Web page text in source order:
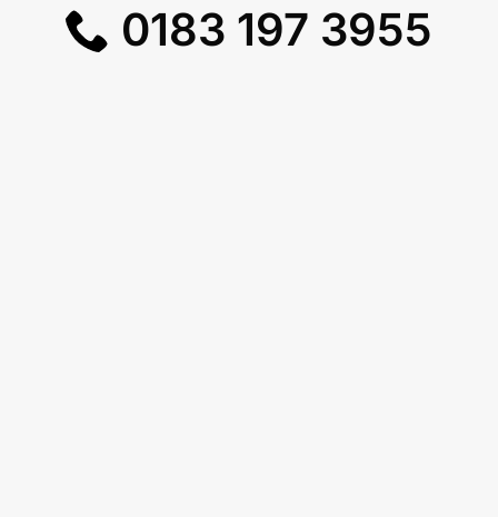
0183 197 3955